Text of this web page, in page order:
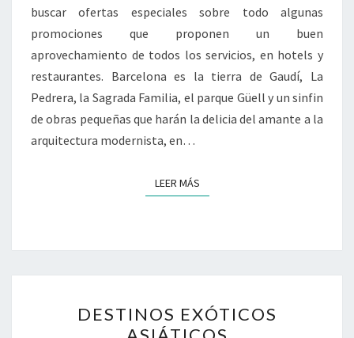
buscar ofertas especiales sobre todo algunas
promociones que proponen un buen
aprovechamiento de todos los servicios, en hotels y
restaurantes. Barcelona es la tierra de Gaudí, La
Pedrera, la Sagrada Familia, el parque Güell y un sinfin
de obras pequeñas que harán la delicia del amante a la
arquitectura modernista, en…
LEER MÁSLEER MÁS
EXÓTICOS
DESTINOS EXÓTICOS